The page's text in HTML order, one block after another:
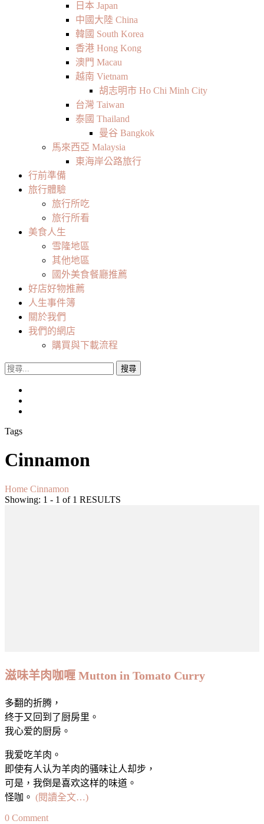
日本 Japan
中國大陸 China
韓國 South Korea
香港 Hong Kong
澳門 Macau
越南 Vietnam
胡志明市 Ho Chi Minh City
台灣 Taiwan
泰國 Thailand
曼谷 Bangkok
馬來西亞 Malaysia
東海岸公路旅行
行前準備
旅行體驗
旅行所吃
旅行所看
美食人生
雪隆地區
其他地區
國外美食餐廳推薦
好店好物推薦
人生事件簿
關於我們
我們的網店
購買與下載流程
搜
Tags
Cinnamon
Home Cinnamon
Showing: 1 - 1 of 1 RESULTS
滋味羊肉咖喱 Mutton in Tomato Curry
多翻的折腾，
终于又回到了厨房里。
我心爱的厨房。
我爱吃羊肉。
即使有人认为羊肉的骚味让人却步，
可是，我倒是喜欢这样的味道。
怪咖。 (閱讀全文…)
0 Commenton